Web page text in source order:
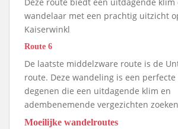
wandelaar met een prachtig uitzicht
Kaiserwinkl
Route 6
De laatste middelzware route is de
route. Deze wandeling is een perfecte
degenen die een uitdagende klim en
adembenemende vergezichten
Moeilijke wandelroutes